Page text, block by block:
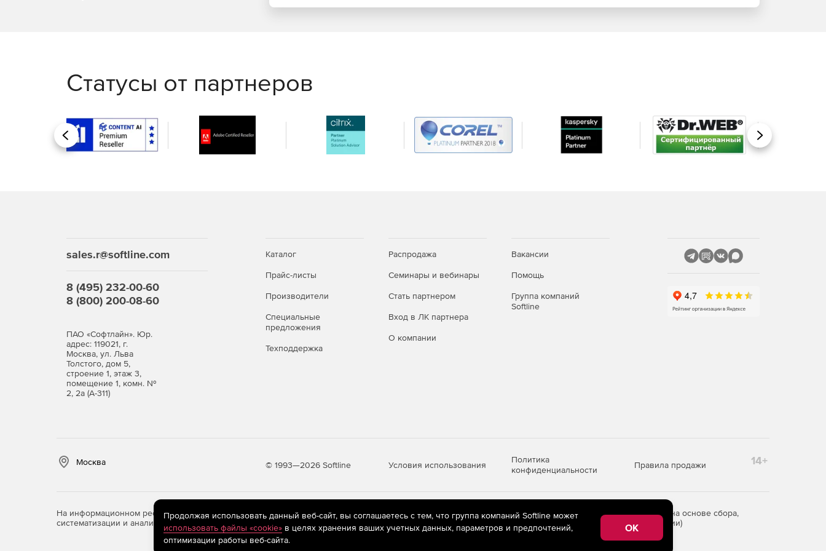
Статусы от партнеров
Назад Вперед
sales.r@softline.com
8 (495) 232-00-60
8 (800) 200-08-60
ПАО «Софтлайн». Юр.
адрес: 119021, г.
Москва, ул. Льва
Толстого, дом 5,
строение 1, этаж 3,
помещение 1, комн. №
2, 2а (А-311)
Каталог
Прайс-листы
Производители
Специальные
предложения
Техподдержка
Распродажа
Семинары и вебинары
Стать партнером
Вход в ЛК партнера
О компании
Вакансии
Помощь
Группа компаний
Softline
Москва © 1993—2026 Softline Условия использования
Политика
конфиденциальности
Правила продажи 14+
На информационном ресурсе store.softline.ru применяютсярекомендательные технологии(информационные технологии предоставления информации на основе сбора,
систематизации и анализа сведений, относящихся к предпочтениям пользователей сети «Интернет», находящихся на территории Российской Федерации)
Продолжая использовать данный веб-сайт, вы соглашаетесь с тем, что группа компаний Softline может
использовать файлы «cookie»в целях хранения ваших учетных данных, параметров и предпочтений,
оптимизации работы веб-сайта.
OK